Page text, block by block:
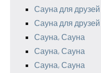
Сауна для друзей
Сауна для друзей
Сауна, Сауна
Сауна, Сауна
Сауна, Сауна